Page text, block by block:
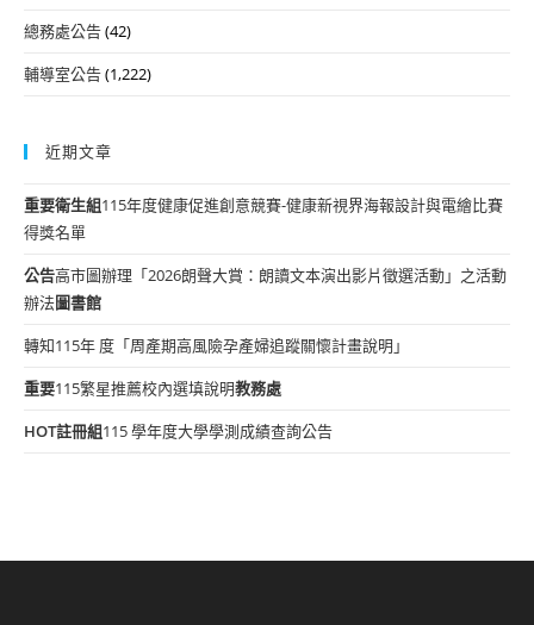
總務處公告(42)
輔導室公告(1,222)
近期文章
重要衛生組115年度健康促進創意競賽-健康新視界海報設計與電繪比賽
得獎名單
公告高市圖辦理「2026朗聲大賞：朗讀文本演出影片徵選活動」之活動
辦法圖書館
轉知115年 度「周產期高風險孕產婦追蹤關懷計畫說明」
重要115繁星推薦校內選填說明教務處
HOT註冊組115 學年度大學學測成績查詢公告